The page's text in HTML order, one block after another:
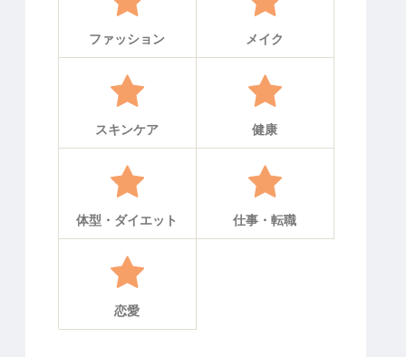
ファッション メイク
スキンケア 健康
体型・ダイエット 仕事・転職
恋愛